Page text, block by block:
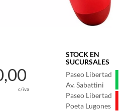
STOCK EN
SUCURSALES
Paseo Libertad
Av. Sabattini
Paseo Libertad
Poeta Lugones
c/iva